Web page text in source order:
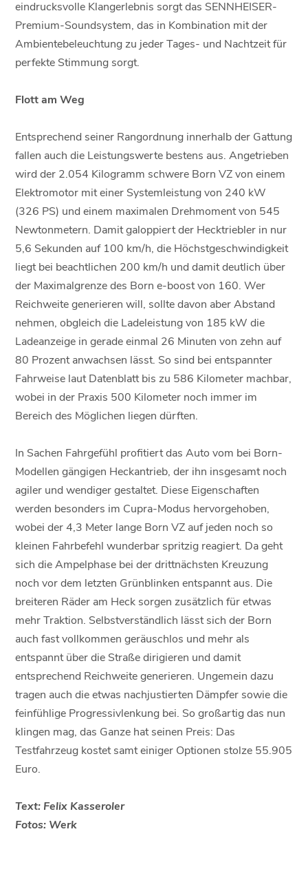
eindrucksvolle Klangerlebnis sorgt das SENNHEISER-
Premium-Soundsystem, das in Kombination mit der
Ambientebeleuchtung zu jeder Tages- und Nachtzeit für
perfekte Stimmung sorgt.
Flott am Weg
Entsprechend seiner Rangordnung innerhalb der Gattung
fallen auch die Leistungswerte bestens aus. Angetrieben
wird der 2.054 Kilogramm schwere Born VZ von einem
Elektromotor mit einer Systemleistung von 240 kW
(326 PS) und einem maximalen Drehmoment von 545
Newtonmetern. Damit galoppiert der Hecktriebler in nur
5,6 Sekunden auf 100 km/h, die Höchstgeschwindigkeit
liegt bei beachtlichen 200 km/h und damit deutlich über
der Maximalgrenze des Born e-boost von 160. Wer
Reichweite generieren will, sollte davon aber Abstand
nehmen, obgleich die Ladeleistung von 185 kW die
Ladeanzeige in gerade einmal 26 Minuten von zehn auf
80 Prozent anwachsen lässt. So sind bei entspannter
Fahrweise laut Datenblatt bis zu 586 Kilometer machbar,
wobei in der Praxis 500 Kilometer noch immer im
Bereich des Möglichen liegen dürften.
In Sachen Fahrgefühl profitiert das Auto vom bei Born-
Modellen gängigen Heckantrieb, der ihn insgesamt noch
agiler und wendiger gestaltet. Diese Eigenschaften
werden besonders im Cupra-Modus hervorgehoben,
wobei der 4,3 Meter lange Born VZ auf jeden noch so
kleinen Fahrbefehl wunderbar spritzig reagiert. Da geht
sich die Ampelphase bei der drittnächsten Kreuzung
noch vor dem letzten Grünblinken entspannt aus. Die
breiteren Räder am Heck sorgen zusätzlich für etwas
mehr Traktion. Selbstverständlich lässt sich der Born
auch fast vollkommen geräuschlos und mehr als
entspannt über die Straße dirigieren und damit
entsprechend Reichweite generieren. Ungemein dazu
tragen auch die etwas nachjustierten Dämpfer sowie die
feinfühlige Progressivlenkung bei. So großartig das nun
klingen mag, das Ganze hat seinen Preis: Das
Testfahrzeug kostet samt einiger Optionen stolze 55.905
Euro.
Text: Felix Kasseroler
Fotos: Werk